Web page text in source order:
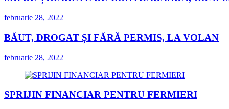
februarie 28, 2022
BĂUT, DROGAT ȘI FĂRĂ PERMIS, LA VOLAN
februarie 28, 2022
SPRIJIN FINANCIAR PENTRU FERMIERI